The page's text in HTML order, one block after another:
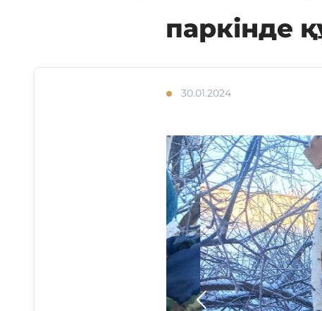
паркінде
30.01.2024